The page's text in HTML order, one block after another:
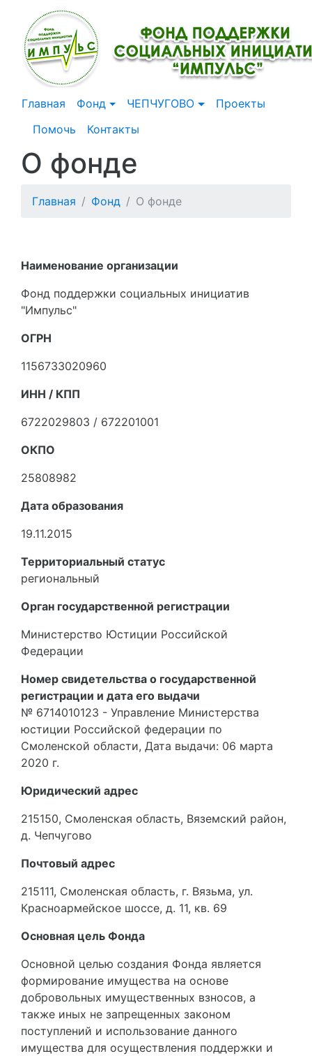
Главная Фонд ЧЕПЧУГОВО
Проекты
Помочь
Контакты
О фонде
Главная Фонд О фонде
Наименование организации
Фонд поддержки социальных инициатив
"Импульс"
ОГРН
1156733020960
ИНН / КПП
6722029803 / 672201001
ОКПО
25808982
Дата образования
19.11.2015
Территориальный статус
региональный
Орган государственной регистрации
Министерство Юстиции Российской
Федерации
Номер свидетельства о государственной
регистрации и дата его выдачи
№ 6714010123 - Управление Министерства
юстиции Российской федерации по
Смоленской области, Дата выдачи: 06 марта
2020 г.
Юридический адрес
215150, Смоленская область, Вяземский район,
д. Чепчугово
Почтовый адрес
215111, Смоленская область, г. Вязьма, ул.
Красноармейское шоссе, д. 11, кв. 69
Основная цель Фонда
Основной целью создания Фонда является
формирование имущества на основе
добровольных имущественных взносов, а
также иных не запрещенных законом
поступлений и использование данного
имущества для осуществления поддержки и